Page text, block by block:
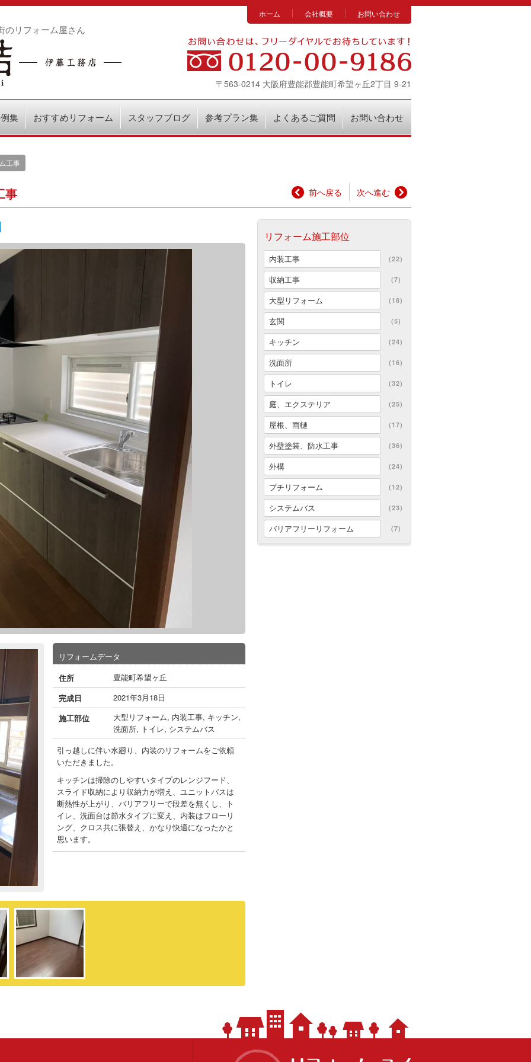
のリフォーム屋さん
ホーム 会社概要 お問い合わせ
〒563-0214 大阪府豊能郡豊能町希望ヶ丘2丁目 9-21
集 おすすめリフォーム スタッフブログ 参考プラン集 よくあるご質問 お問い合わせ
工事
前へ戻る 次へ進む
事
リフォームデータ
住所
豊能町希望ヶ丘
完成日
2021年3月18日
施工部位
大型リフォーム, 内装工事, キッチン,
洗面所, トイレ, システムバス
引っ越しに伴い水廻り、内装のリフォームをご依頼
いただきました。
キッチンは掃除のしやすいタイプのレンジフード、
スライド収納により収納力が増え、ユニットバスは
断熱性が上がり、バリアフリーで段差を無くし、ト
イレ、洗面台は節水タイプに変え、内装はフローリ
ング、クロス共に張替え、かなり快適になったかと
思います。
リフォーム施工部位
内装工事 (22)
収納工事 (7)
大型リフォーム (18)
玄関 (5)
キッチン (24)
洗面所 (16)
トイレ (32)
庭、エクステリア (25)
屋根、雨樋 (17)
外壁塗装、防水工事 (36)
外構 (24)
プチリフォーム (12)
システムバス (23)
バリアフリーリフォーム (7)